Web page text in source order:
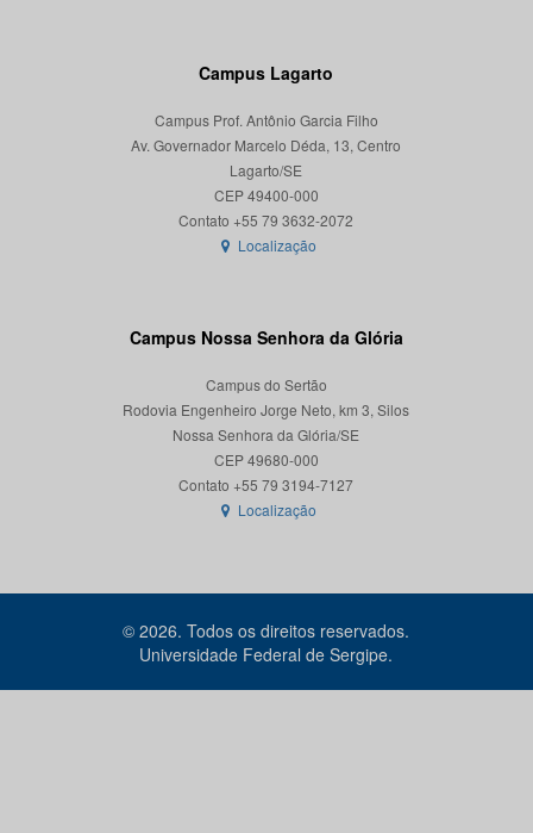
Campus Lagarto
Campus Prof. Antônio Garcia Filho
Av. Governador Marcelo Déda, 13, Centro
Lagarto/SE
CEP 49400-000
Localização
Campus Nossa Senhora da Glória
Campus do Sertão
Rodovia Engenheiro Jorge Neto, km 3, Silos
Nossa Senhora da Glória/SE
CEP 49680-000
Localização
© 2026. Todos os direitos reservados.
Universidade Federal de Sergipe.